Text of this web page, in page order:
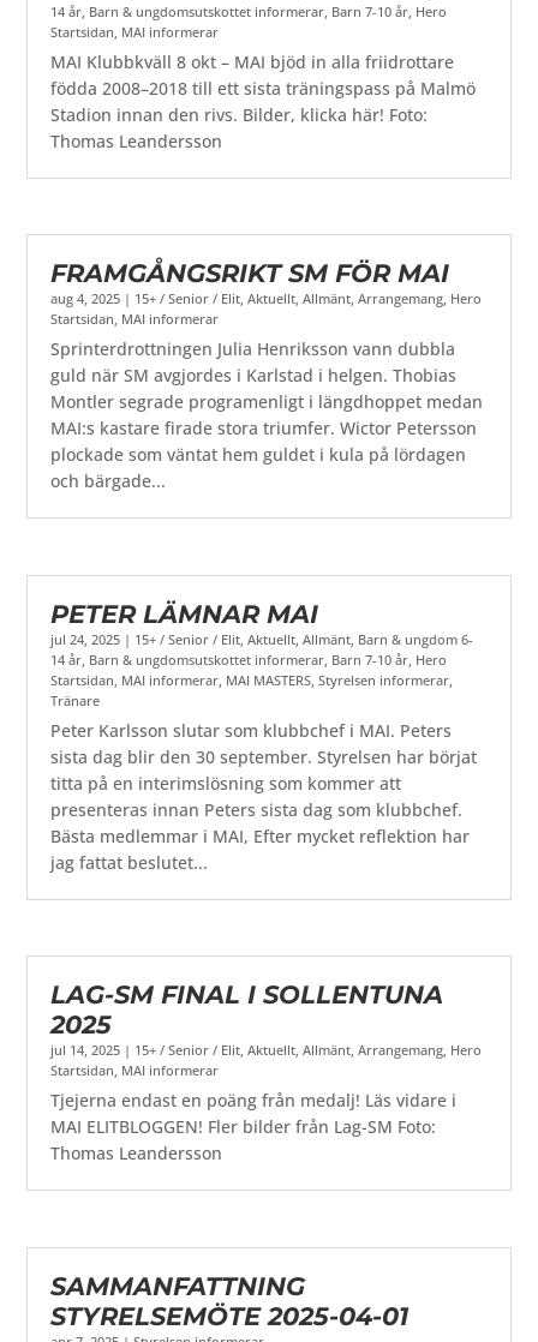
14 år, Barn & ungdomsutskottet informerar, Barn 7-10 år, Hero
Startsidan, MAI informerar
MAI Klubbkväll 8 okt – MAI bjöd in alla friidrottare
födda 2008–2018 till ett sista träningspass på Malmö
Stadion innan den rivs. Bilder, klicka här! Foto:
Thomas Leandersson
FRAMGÅNGSRIKT SM FÖR MAI
aug 4, 2025 | 15+ / Senior / Elit,Aktuellt,Allmänt,Arrangemang, Hero
Startsidan, MAI informerar
Sprinterdrottningen Julia Henriksson vann dubbla
guld när SM avgjordes i Karlstad i helgen. Thobias
Montler segrade programenligt i längdhoppet medan
MAI:s kastare firade stora triumfer. Wictor Petersson
plockade som väntat hem guldet i kula på lördagen
och bärgade...
PETER LÄMNAR MAI
jul 24, 2025 | 15+ / Senior / Elit ,Aktuellt ,Allmänt Barn & ungdom 6-
14 år Barn & ungdomsutskottet informerar Barn 7-10 år Hero
Startsidan MAI informerar MAI MASTERS ,Styrelsen informerar
Tränare
Peter Karlsson slutar som klubbchef i MAI. Peters
sista dag blir den 30 september. Styrelsen har börjat
titta på en interimslösning som kommer att
presenteras innan Peters sista dag som klubbchef.
Bästa medlemmar i MAI, Efter mycket reflektion har
jag fattat beslutet...
LAG-SM FINAL I SOLLENTUNA
2025
jul 14, 2025 | 15+ / Senior / Elit,Aktuellt,Allmänt,Arrangemang, Hero
Startsidan, MAI informerar
Tjejerna endast en poäng från medalj! Läs vidare i
MAI ELITBLOGGEN! Fler bilder från Lag-SM Foto:
Thomas Leandersson
SAMMANFATTNING
STYRELSEMÖTE 2025-04-01